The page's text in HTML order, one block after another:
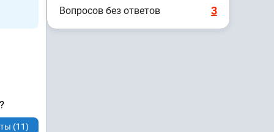
(11)
Вопросов без ответов 3